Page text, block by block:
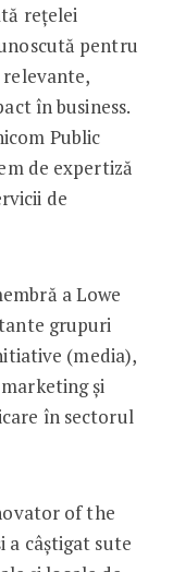
rețelei
pentru
relevante,
în business.
Public
de expertiză
de
a Lowe
grupuri
(media),
și
în sectorul
of the
a câștigat sute